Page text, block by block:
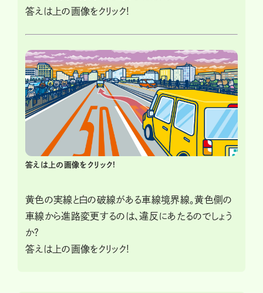
答えは上の画像をクリック!
答えは上の画像をクリック!
黄色の実線と白の破線がある車線境界線。黄色側の
車線から進路変更するのは、違反にあたるのでしょう
か?
答えは上の画像をクリック!